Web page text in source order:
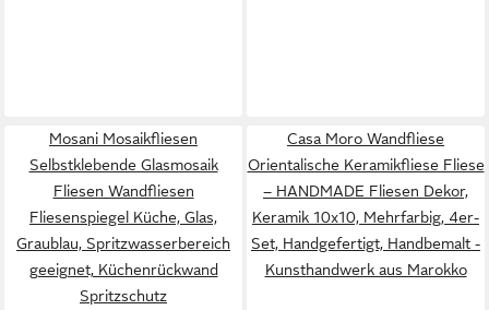
Mosani Mosaikfliesen
Selbstklebende Glasmosaik
Fliesen Wandfliesen
Fliesenspiegel Küche, Glas,
Graublau, Spritzwasserbereich
geeignet, Küchenrückwand
Spritzschutz
Casa Moro Wandfliese
Orientalische Keramikfliese Fliese
– HANDMADE Fliesen Dekor,
Keramik 10x10, Mehrfarbig, 4er-
Set, Handgefertigt, Handbemalt -
Kunsthandwerk aus Marokko